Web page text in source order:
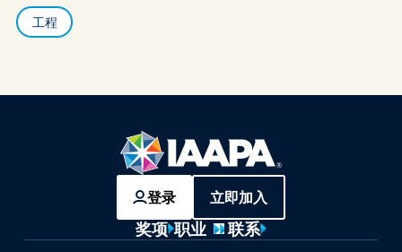
工程
登录 立即加入
奖项 职业
联系